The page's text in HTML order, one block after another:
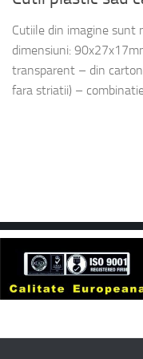
Cutiile din imagine sunt
dimensiuni:
transparent – din
fara striatii) – combinatie